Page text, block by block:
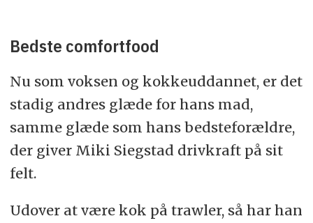
Bedste comfortfood
Nu som voksen og kokkeuddannet, er det
stadig andres glæde for hans mad,
samme glæde som hans bedsteforældre,
der giver Miki Siegstad drivkraft på sit
felt.
Udover at være kok på trawler, så har han